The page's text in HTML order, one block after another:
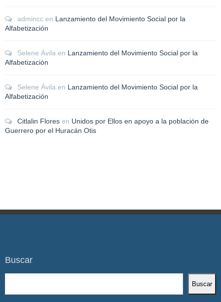
admincc en Lanzamiento del Movimiento Social por la
Alfabetización
Selene Ávila en Lanzamiento del Movimiento Social por la
Alfabetización
Selene Ávila en Lanzamiento del Movimiento Social por la
Alfabetización
Citlalin Flores en Unidos por Ellos en apoyo a la población de
Guerrero por el Huracán Otis
Buscar
Buscar